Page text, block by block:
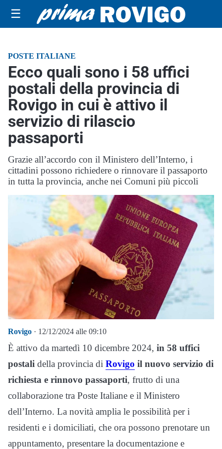
☰
POSTE ITALIANE
Ecco quali sono i 58 uffici
postali della provincia di
Rovigo in cui è attivo il
servizio di rilascio
passaporti
Grazie all’accordo con il Ministero dell’Interno, i
cittadini possono richiedere o rinnovare il passaporto
in tutta la provincia, anche nei Comuni più piccoli
Rovigo · 12/12/2024 alle 09:10
È attivo da martedì 10 dicembre 2024, in 58 uffici
postali della provincia di Rovigo il nuovo servizio di
richiesta e rinnovo passaporti, frutto di una
collaborazione tra Poste Italiane e il Ministero
dell’Interno. La novità amplia le possibilità per i
residenti e i domiciliati, che ora possono prenotare un
appuntamento, presentare la documentazione e